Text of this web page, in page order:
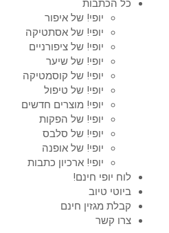
כל הכתבות
יופי! של איפור
יופי! של אסתטיקה
יופי! של ציפורניים
יופי! של שיער
יופי! של קוסמטיקה
יופי! של טיפול
יופי! מוצרים חדשים
יופי! של הפקות
יופי! של סלבס
יופי! של אופנה
יופי! ארכיון כתבות
לוח יופי חינם!
ביוטי טיוב
קבלת מגזין חינם
צרו קשר